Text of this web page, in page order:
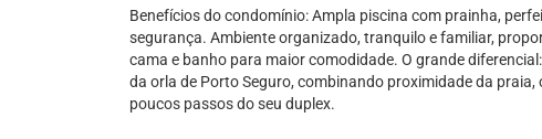
Benefícios do condomínio: Ampla piscina com prainha,
segurança. Ambiente organizado, tranquilo e familiar,
cama e banho para maior comodidade. O grande
da orla de Porto Seguro, combinando proximidade da praia,
poucos passos do seu duplex.